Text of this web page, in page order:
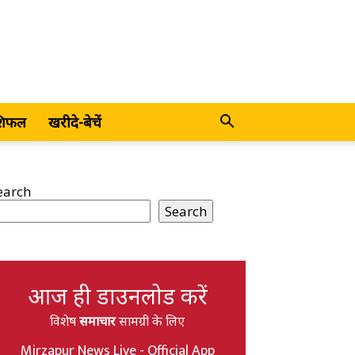
खरीदे-बेचें
Search
आज ही डाउनलोड करें
विशेषसमाचारसामग्री के लिए